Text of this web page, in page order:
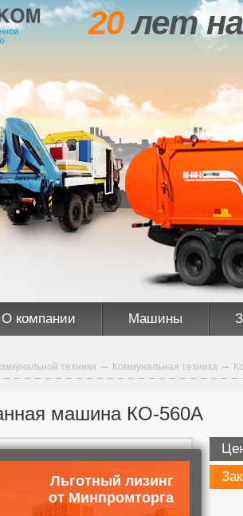
20лет
О компании Машины
техники Коммунальная техника
машина КО-560А
Льготный лизинг
от Минпромторга